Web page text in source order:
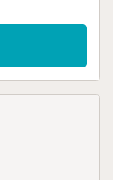
Um
Este
Este aluguer
o seu